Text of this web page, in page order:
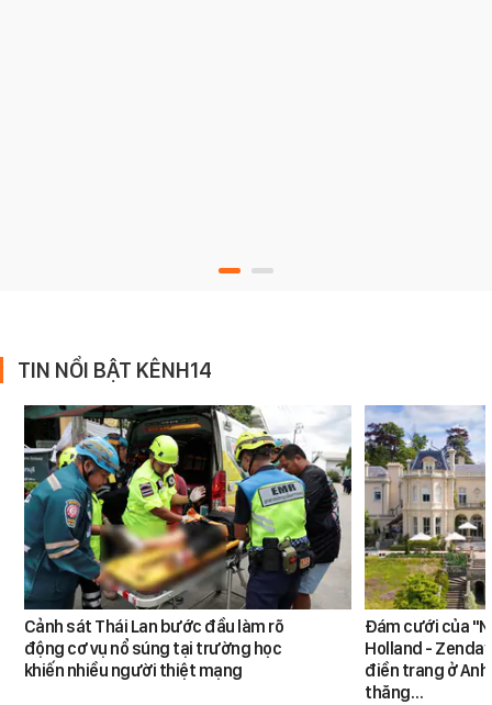
TIN NỔI BẬT KÊNH14
Cảnh sát Thái Lan bước đầu làm rõ
động cơ vụ nổ súng tại trường học
khiến nhiều người thiệt mạng
Đám cưới của
Holland -
điền trang ở
thăng…